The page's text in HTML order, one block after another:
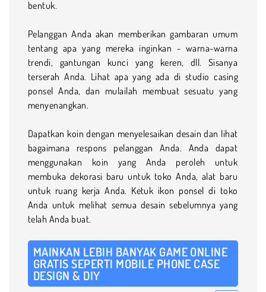
bentuk.
Pelanggan Anda akan memberikan gambaran umum
tentang apa yang mereka inginkan - warna-warna
trendi, gantungan kunci yang keren, dll. Sisanya
terserah Anda. Lihat apa yang ada di studio casing
ponsel Anda, dan mulailah membuat sesuatu yang
menyenangkan.
Dapatkan koin dengan menyelesaikan desain dan lihat
bagaimana respons pelanggan Anda. Anda dapat
menggunakan koin yang Anda peroleh untuk
membuka dekorasi baru untuk toko Anda, alat baru
untuk ruang kerja Anda. Ketuk ikon ponsel di toko
Anda untuk melihat semua desain sebelumnya yang
telah Anda buat.
MAINKAN LEBIH BANYAK GAME ONLINE
GRATIS SEPERTI MOBILE PHONE CASE
DESIGN & DIY